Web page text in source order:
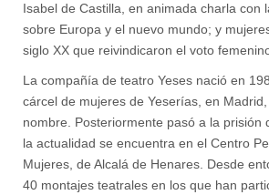
Isabel de Castilla, en animada charla con
sobre Europa y el nuevo mundo; y
siglo XX que reivindicaron el voto
La compañía de teatro Yeses nació en
cárcel de mujeres de Yeserías, en
nombre. Posteriormente pasó a la prisión
la actualidad se encuentra en el Centro
Mujeres, de Alcalá de Henares. Desde
40 montajes teatrales en los que han